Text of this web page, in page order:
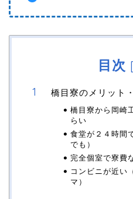
目次
橋目寮のメリット
橋目寮から岡崎
らい
食堂が２４時間
でも）
完全個室で寮費
コンビニが近い
マ）